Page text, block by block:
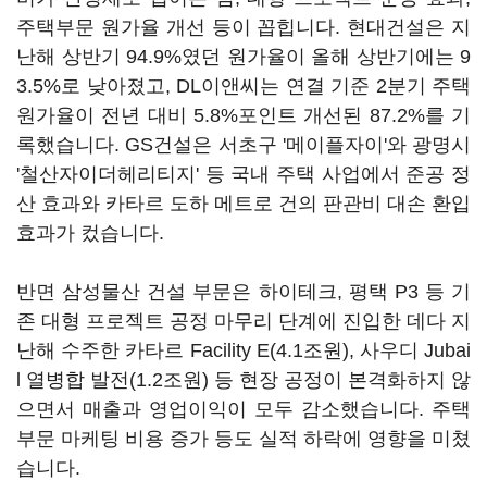
주택부문 원가율 개선 등이 꼽힙니다. 현대건설은 지
난해 상반기 94.9%였던 원가율이 올해 상반기에는 9
3.5%로 낮아졌고, DL이앤씨는 연결 기준 2분기 주택
원가율이 전년 대비 5.8%포인트 개선된 87.2%를 기
록했습니다. GS건설은 서초구 '메이플자이'와 광명시
'철산자이더헤리티지' 등 국내 주택 사업에서 준공 정
산 효과와 카타르 도하 메트로 건의 판관비 대손 환입
효과가 컸습니다.
반면 삼성물산 건설 부문은 하이테크, 평택 P3 등 기
존 대형 프로젝트 공정 마무리 단계에 진입한 데다 지
난해 수주한 카타르 Facility E(4.1조원), 사우디 Jubai
l 열병합 발전(1.2조원) 등 현장 공정이 본격화하지 않
으면서 매출과 영업이익이 모두 감소했습니다. 주택
부문 마케팅 비용 증가 등도 실적 하락에 영향을 미쳤
습니다.